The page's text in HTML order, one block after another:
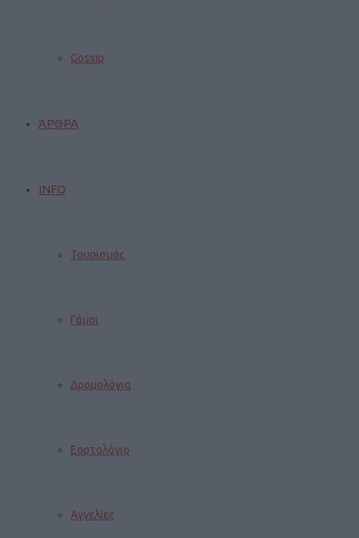
Gossip
ΆΡΘΡΑ
INFO
Τουρισμός
Γάμοι
Δρομολόγια
Εορτολόγιο
Αγγελίες